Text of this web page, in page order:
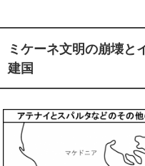
ミケーネ文明の崩壊と
建国